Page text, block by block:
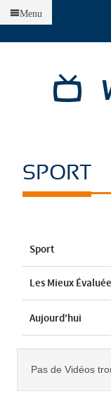
Menu
SPORT
Sport
Les Mieux
Aujourd'hui
Pas de Vidéos